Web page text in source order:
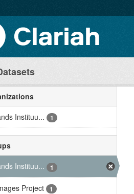
Instituu...
1
Instituu...
1
Project 1